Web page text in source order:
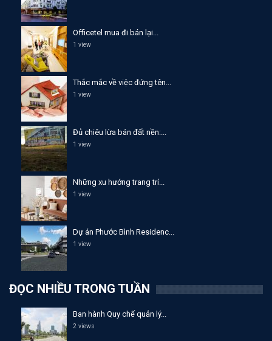
Officetel mua đi bán lại...
1 view
Thắc mắc về việc đứng tên...
1 view
Đủ chiêu lừa bán đất nền:...
1 view
Những xu hướng trang trí...
1 view
Dự án Phước Bình Residenc...
1 view
ĐỌC NHIỀU TRONG TUẦN
Ban hành Quy chế quản lý...
2 views